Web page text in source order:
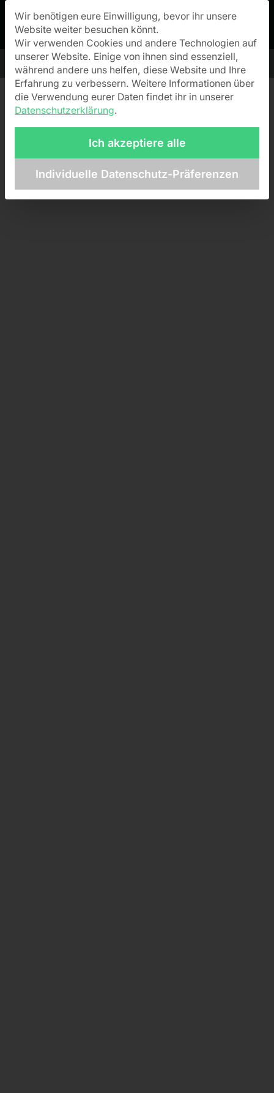
Datenschutz-Präferenz
Wir benötigen eure Einwilligung, bevor ihr unsere
Website weiter besuchen könnt.
Wir verwenden Cookies und andere Technologien auf
unserer Website. Einige von ihnen sind essenziell,
während andere uns helfen, diese Website und Ihre
Erfahrung zu verbessern. Weitere Informationen über
die Verwendung eurer Daten findet ihr in unserer
Datenschutzerklärung.
Ich akzeptiere alle
Individuelle Datenschutz-Präferenzen